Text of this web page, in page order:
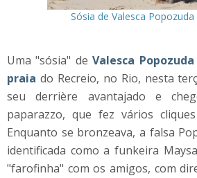
Sósia de Valesca
Uma "sósia" deValesca Popozuda
praia do Recreio, no Rio, nesta
seu derrière avantajado e
paparazzo, que fez vários
Enquanto se bronzeava, a falsa
identificada como a funkeira
"farofinha" com os amigos, com